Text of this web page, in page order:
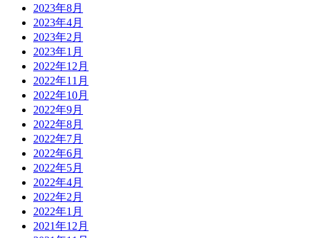
2023年8月
2023年4月
2023年2月
2023年1月
2022年12月
2022年11月
2022年10月
2022年9月
2022年8月
2022年7月
2022年6月
2022年5月
2022年4月
2022年2月
2022年1月
2021年12月